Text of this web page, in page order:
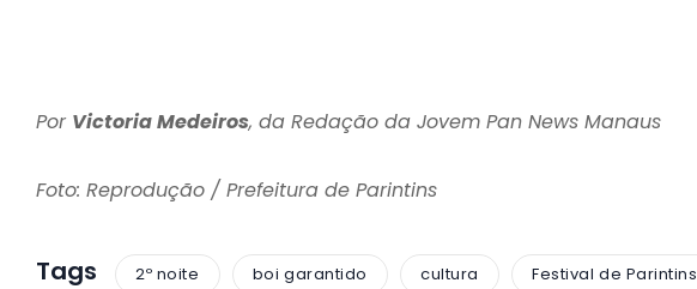
Por Victoria Medeiros, da Redação da Jovem Pan News Manaus
Foto: Reprodução / Prefeitura de Parintins
Tags 2º noite boi garantido cultura Festival de Parintins